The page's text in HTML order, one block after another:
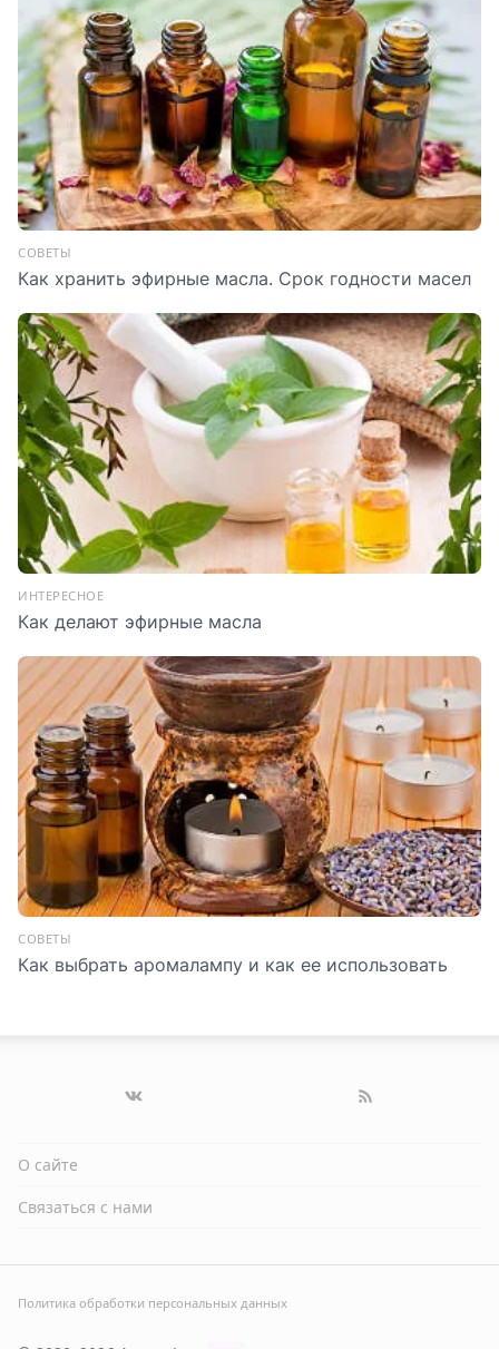
СОВЕТЫ
Как хранить эфирные масла. Срок годности масел
ИНТЕРЕСНОЕ
Как делают эфирные масла
СОВЕТЫ
Как выбрать аромалампу и как ее использовать
О сайте
Связаться с нами
Политика обработки персональных данных